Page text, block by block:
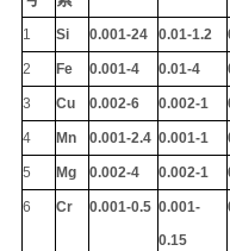
1 Si 0.001-24 0.01-1.2
2 Fe 0.001-4 0.01-4
3 Cu 0.002-6 0.002-1
4 Mn 0.001-2.4 0.001-1
5 Mg 0.002-4 0.002-1
6 Cr 0.001-0.5 0.001-
0.15